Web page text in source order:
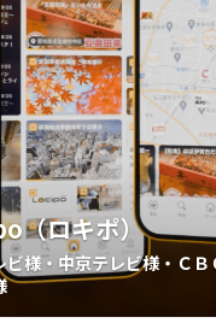
（ロキポ）
ビ様・中京テレビ様・Ｃ